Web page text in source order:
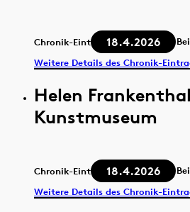
Chronik-Eintrag 18.4.2026
Weitere Details des Chronik-
Helen
Kunstmuseum
Chronik-Eintrag 18.4.2026
Weitere Details des Chronik-